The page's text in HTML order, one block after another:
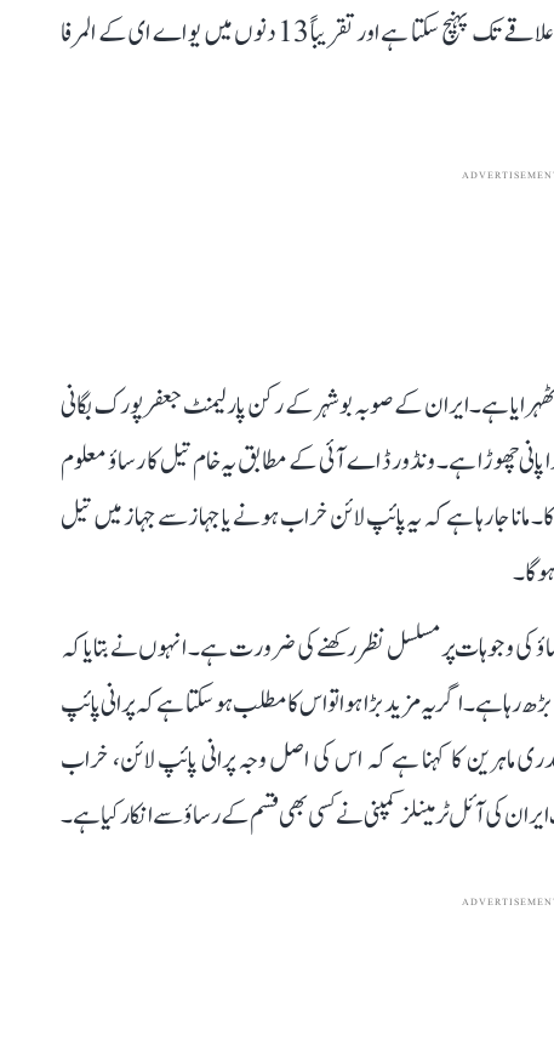
ہو سکتا ہے۔ یہ تیل تقریباً 4 دنوں میں قطر کے سمندری علاقے تک پہنچ سکتا ہے اور تقریباً 13 دنوں میں یو اے ای کے المرفا
ہے۔ ایران کے صوبہ بوشہر کے رکن پارلیمنٹ جعفر پورک بگانی
چھوڑا ہے۔ ونڈورڈ اے آئی کے مطابق یہ خام تیل کا رساؤ معلوم
جا رہا ہے کہ یہ پائپ لائن خراب ہونے یا جہاز سے جہاز میں تیل
کی وجوہات پر مسلسل نظر رکھنے کی ضرورت ہے۔ انہوں نے بتایا کہ
اگر یہ مزید بڑا ہوا تو اس کا مطلب ہو سکتا ہے کہ پرانی پائپ
ماہرین کا کہنا ہے کہ اس کی اصل وجہ پرانی پائپ لائن، خراب
کی آئل ٹرمینلز کمپنی نے کسی بھی قسم کے رساؤ سے انکار کیا ہے۔